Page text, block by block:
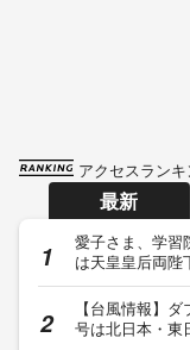
アクセスラン
最新
愛子さま、学
は天皇皇后両陛
【台風情報】
号は北日本・